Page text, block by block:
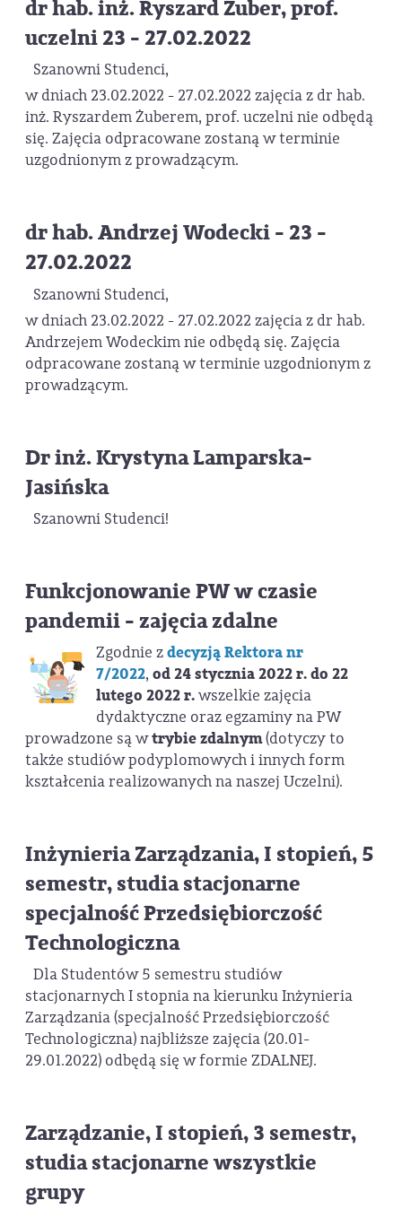
dr hab. inż. Ryszard Żuber, prof.
uczelni 23 - 27.02.2022
Szanowni Studenci,
w dniach 23.02.2022 - 27.02.2022 zajęcia z dr hab.
inż. Ryszardem Żuberem, prof. uczelni nie odbędą
się. Zajęcia odpracowane zostaną w terminie
uzgodnionym z prowadzącym.
dr hab. Andrzej Wodecki - 23 -
27.02.2022
Szanowni Studenci,
w dniach 23.02.2022 - 27.02.2022 zajęcia z dr hab.
Andrzejem Wodeckim nie odbędą się. Zajęcia
odpracowane zostaną w terminie uzgodnionym z
prowadzącym.
Dr inż. Krystyna Lamparska-
Jasińska
Szanowni Studenci!
Funkcjonowanie PW w czasie
pandemii - zajęcia zdalne
Zgodnie zdecyzją Rektora nr
7/2022, od 24 stycznia 2022 r. do 22
lutego 2022 r.wszelkie zajęcia
dydaktyczne oraz egzaminy na PW
prowadzone są wtrybie zdalnym(dotyczy to
także studiów podyplomowych i innych form
kształcenia realizowanych na naszej Uczelni).
Inżynieria Zarządzania, I stopień, 5
semestr, studia stacjonarne
specjalność Przedsiębiorczość
Technologiczna
Dla Studentów 5 semestru studiów
stacjonarnych I stopnia na kierunku Inżynieria
Zarządzania (specjalność Przedsiębiorczość
Technologiczna) najbliższe zajęcia (20.01-
29.01.2022) odbędą się w formie ZDALNEJ.
Zarządzanie, I stopień, 3 semestr,
studia stacjonarne wszystkie
grupy